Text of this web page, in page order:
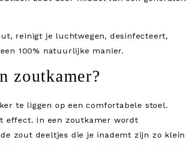
reinigt je luchtwegen, desinfecteert,
100% natuurlijke manier.
zoutkamer?
te liggen op een comfortabele stoel.
effect. In een zoutkamer wordt
zout deeltjes die je inademt zijn zo klein